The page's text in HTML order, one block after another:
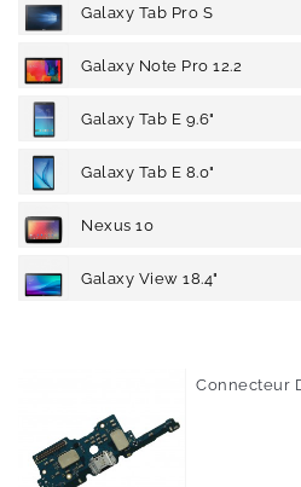
Galaxy Tab Pro S
Galaxy Note Pro 12.2
Galaxy Tab E 9.6"
Galaxy Tab E 8.0"
Nexus 10
Galaxy View 18.4"
Connecteur